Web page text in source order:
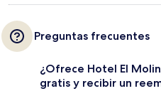
Preguntas frecuentes
¿Ofrece Hotel El
gratis y recibir un